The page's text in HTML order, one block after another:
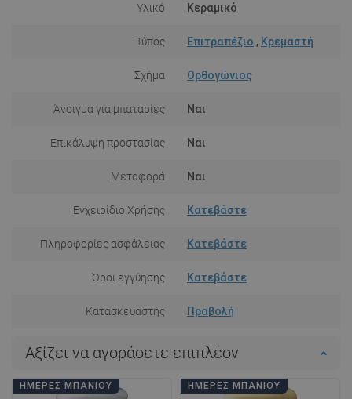
Υλικό Κεραμικό
Τύπος Επιτραπέζιο , Κρεμαστή
Σχήμα Ορθογώνιος
Άνοιγμα για μπαταρίες Ναι
Επικάλυψη προστασίας Ναι
Μεταφορά Ναι
Εγχειρίδιο Χρήσης Κατεβάστε
Πληροφορίες ασφάλειας Κατεβάστε
Όροι εγγύησης Κατεβάστε
Κατασκευαστής Προβολή
Αξίζει να αγοράσετε επιπλέον
ΗΜΈΡΕΣ ΜΠΆΝΙΟΥ ΗΜΈΡΕΣ ΜΠΆΝΙΟΥ